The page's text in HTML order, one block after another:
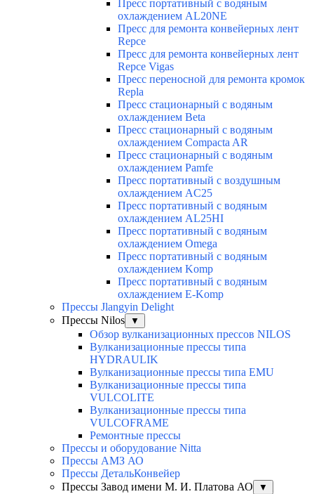
Пресс портативный с водяным
охлаждением AL20NE
Пресс для ремонта конвейерных лент
Repce
Пресс для ремонта конвейерных лент
Repce Vigas
Пресс переносной для ремонта кромок
Repla
Пресс стационарный с водяным
охлаждением Beta
Пресс стационарный с водяным
охлаждением Compacta AR
Пресс стационарный с водяным
охлаждением Pamfe
Пресс портативный с воздушным
охлаждением AC25
Пресс портативный с водяным
охлаждением AL25HI
Пресс портативный с водяным
охлаждением Omega
Пресс портативный с водяным
охлаждением Komp
Пресс портативный с водяным
охлаждением E-Komp
Прессы Jlangyin Delight
Прессы Nilos
▼
Обзор вулканизационных прессов NILOS
Вулканизационные прессы типа
HYDRAULIK
Вулканизационные прессы типа EMU
Вулканизационные прессы типа
VULCOLITE
Вулканизационные прессы типа
VULCOFRAME
Ремонтные прессы
Прессы и оборудование Nitta
Прессы АМЗ АО
Прессы ДетальКонвейер
Прессы Завод имени М. И. Платова АО
▼